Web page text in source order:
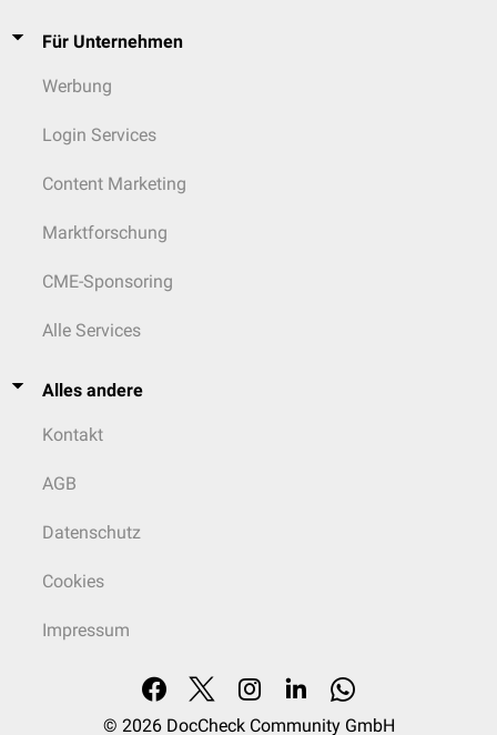
Für Unternehmen
Werbung
Login Services
Content Marketing
Marktforschung
CME-Sponsoring
Alle Services
Alles andere
Kontakt
AGB
Datenschutz
Cookies
Impressum
© 2026 DocCheck Community GmbH